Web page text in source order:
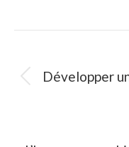
Développer